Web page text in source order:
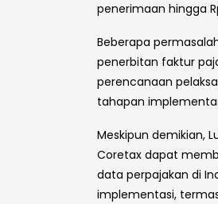
penerimaan hingga
Beberapa
penerbitan faktur
perencanaan
tahapan
Meskipun demikian,
Coretax dapat
data perpajakan di
implementasi,